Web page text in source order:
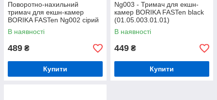
Поворотно-нахильний
тримач для екшн-камер
BORIKA FASTen Ng002 сірий
(01.05.002.01.02)
В наявності
489 ₴
Купити
Ng003 - Тримач для екшн-
камер BORIKA FASTen black
(01.05.003.01.01)
В наявності
449 ₴
Купити